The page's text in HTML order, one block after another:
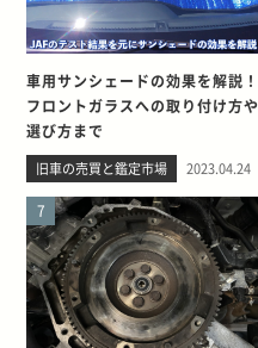
車用サンシェードの効果を解説！
フロントガラスへの取り付け方や
選び方まで
旧車の売買と鑑定市場 2023.04.24
7